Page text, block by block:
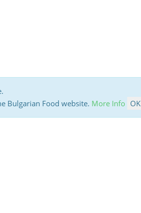
Bulgarian Food website. More Info OK